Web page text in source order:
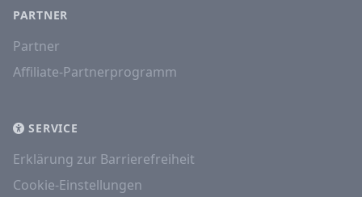
PARTNER
Partner
Affiliate-Partnerprogramm
SERVICE
Erklärung zur Barrierefreiheit
Cookie-Einstellungen